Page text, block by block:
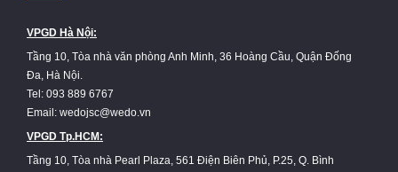
VPGD Hà Nội:
Tầng 10, Tòa nhà văn phòng Anh Minh, 36 Hoàng Cầu, Quận Đống
Đa, Hà Nội.
Tel: 093 889 6767
Email: wedojsc@wedo.vn
VPGD Tp.HCM:
Tầng 10, Tòa nhà Pearl Plaza, 561 Điện Biên Phủ, P.25, Q. Bình